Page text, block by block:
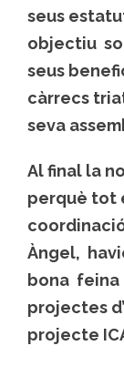
seus
objectiu
seus
càrrecs
seva
Al final la
perquè tot
Àngel,
bona feina
projectes
projecte